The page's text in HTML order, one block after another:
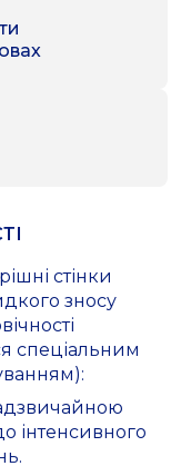
стінки
зносу
спеціальним
інтенсивного